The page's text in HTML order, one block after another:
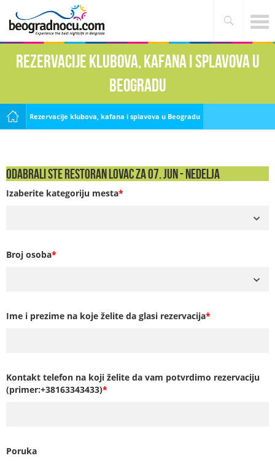
Rezervacije klubova, kafana i splavova u
Beogradu
Rezervacije klubova, kafana i splavova u Beogradu
Odabrali ste Restoran Lovac za 07. Jun - NEDELJA
Izaberite kategoriju mesta*
Broj osoba*
Ime i prezime na koje želite da glasi rezervacija*
Kontakt telefon na koji želite da vam potvrdimo rezervaciju
(primer:+38163343433)*
Poruka